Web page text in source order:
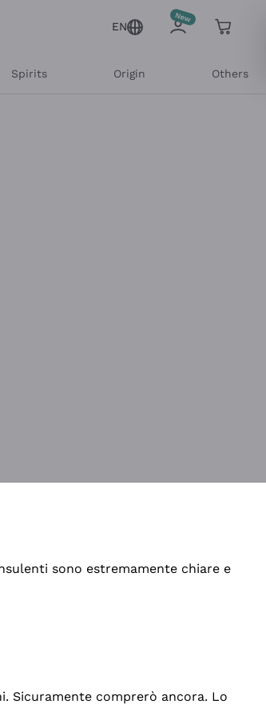
EN
Spirits Origin Others
sono estremamente chiare e
Sicuramente comprerò ancora. Lo